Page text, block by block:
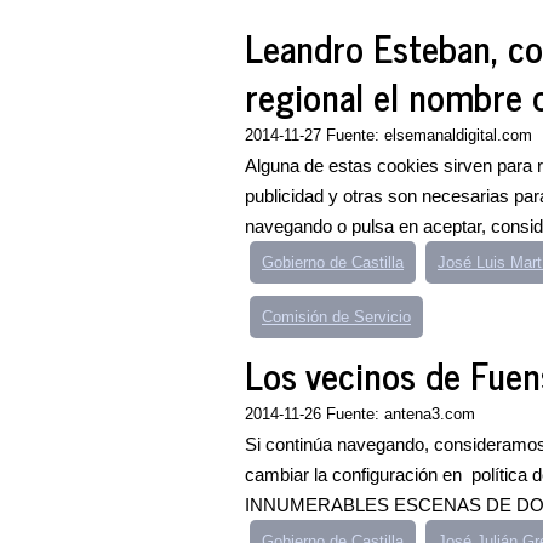
Leandro Esteban,
regional el nombre
2014-11-27 Fuente: elsemanaldigital.com
Alguna de estas cookies sirven para
publicidad y otras son necesarias
navegando o pulsa en aceptar,
Gobierno de Castilla José Luis
Comisión de Servicio
Los vecinos de
2014-11-26 Fuente: antena3.com
Si continúa navegando,
cambiar la configuración en política
INNUMERABLES ESCENAS DE